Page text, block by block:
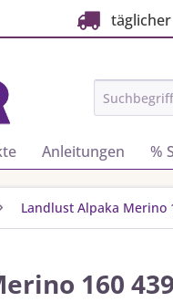
Anleitungen %
Landlust Alpaka Merino
160